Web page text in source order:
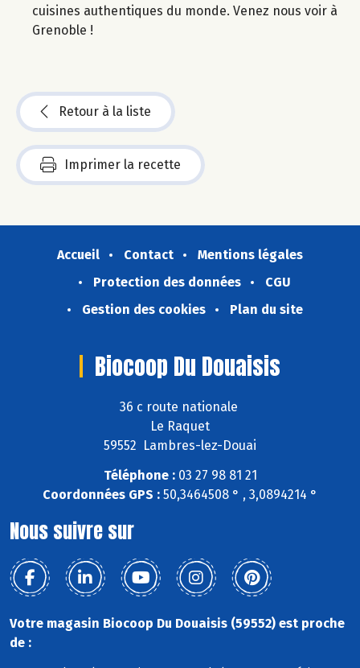
cuisines authentiques du monde. Venez nous voir à
Grenoble !
Retour à la liste
Imprimer la recette
Accueil Contact
Mentions légales
Protection des données
CGU
Gestion des cookies
Plan du site
Biocoop Du Douaisis
36 c route nationale
Le Raquet
59552 Lambres-lez-Douai
Téléphone :03 27 98 81 21
Coordonnées GPS : 50,3464508 ° , 3,0894214 °
Nous suivre sur
Votre magasin Biocoop Du Douaisis (59552) est proche
de :